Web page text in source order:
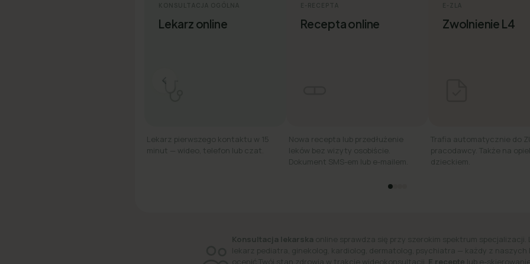
Lekarz online
Lekarz pierwszego kontaktu w 15
minut — wideo, telefon lub czat.
E-RECEPTA
Recepta online
Nowa recepta lub przedłużenie
leków bez wizyty osobiście.
Dokument SMS-em lub e-mailem.
E-ZLA
Zwolnienie L4
Trafia automatycznie do
pracodawcy. Także na
dzieckiem.
Konsultacja lekarska online sprawdza się przy szerokim spektrum specjalizacji.
lekarz pediatra, ginekolog, kardiolog, dermatolog, psychiatra — każdy z naszych
ocenić Twój stan zdrowia w trakcie wideokonsultacji. E receptę lub e-